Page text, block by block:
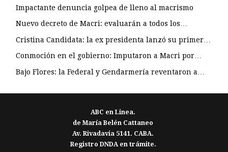
Impactante denuncia golpea de lleno al macrismo
Nuevo decreto de Macri: evaluarán a todos los…
Cristina Candidata: la ex presidenta lanzó su primer…
Conmoción en el gobierno: Imputaron a Macri por…
Bajo Flores: la Federal y Gendarmería reventaron a…
ABC en Linea.
de María Belén Cattaneo
Av. Rivadavia 5141. CABA.
Registro DNDA en trámite.